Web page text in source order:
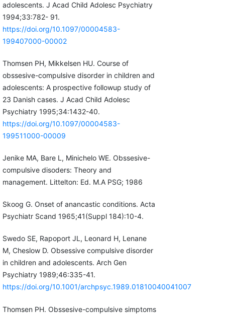
adolescents. J Acad Child Adolesc Psychiatry
1994;33:782- 91.
https://doi.org/10.1097/00004583-
199407000-00002
Thomsen PH, Mikkelsen HU. Course of
obssesive-compulsive disorder in children and
adolescents: A prospective followup study of
23 Danish cases. J Acad Child Adolesc
Psychiatry 1995;34:1432-40.
https://doi.org/10.1097/00004583-
199511000-00009
Jenike MA, Bare L, Minichelo WE. Obssesive-
compulsive disoders: Theory and
management. Littelton: Ed. M.A PSG; 1986
Skoog G. Onset of anancastic conditions. Acta
Psychiatr Scand 1965;41(Suppl 184):10-4.
Swedo SE, Rapoport JL, Leonard H, Lenane
M, Cheslow D. Obsessive compulsive disorder
in children and adolescents. Arch Gen
Psychiatry 1989;46:335-41.
https://doi.org/10.1001/archpsyc.1989.01810040041007
Thomsen PH. Obssesive-compulsive simptoms